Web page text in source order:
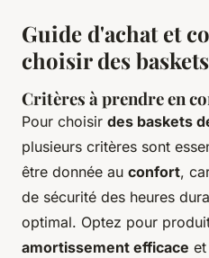
Guide d'achat et
choisir des
Critères à prendre en
Pour choisir des baskets
plusieurs critères sont
être donnée au confort,
de sécurité des heures
optimal. Optez pour
amortissement efficace